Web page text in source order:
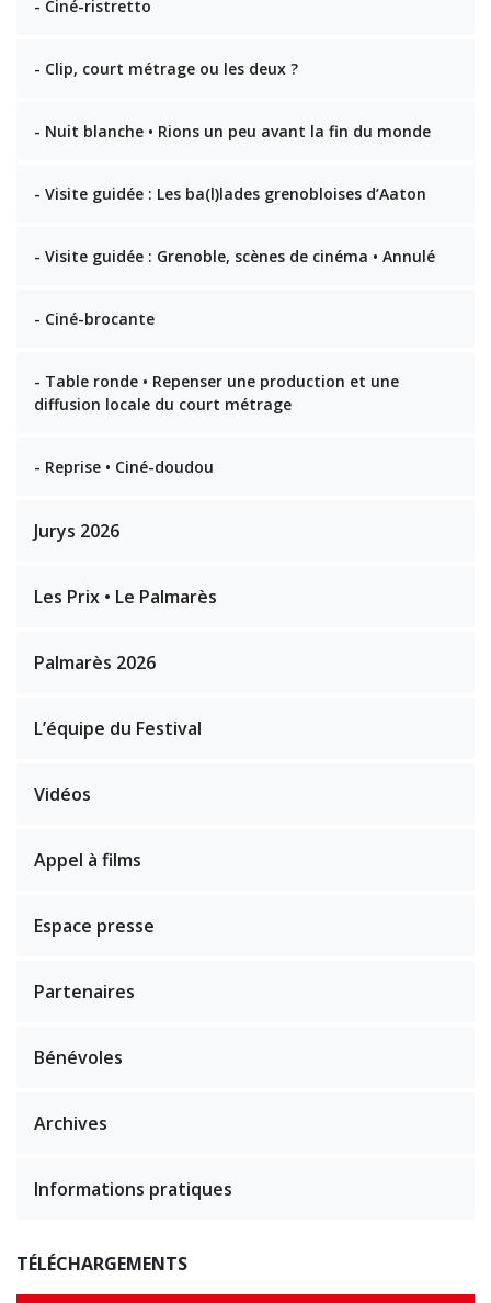
- Ciné-ristretto
- Clip, court métrage ou les deux ?
- Nuit blanche • Rions un peu avant la fin du monde
- Visite guidée : Les ba(l)lades grenobloises d’Aaton
- Visite guidée : Grenoble, scènes de cinéma • Annulé
- Ciné-brocante
- Table ronde • Repenser une production et une
diffusion locale du court métrage
- Reprise • Ciné-doudou
Jurys 2026
Les Prix • Le Palmarès
Palmarès 2026
L’équipe du Festival
Vidéos
Appel à films
Espace presse
Partenaires
Bénévoles
Archives
Informations pratiques
TÉLÉCHARGEMENTS